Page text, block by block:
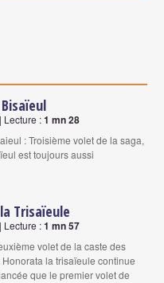
| Lecture :1 mn 28
: Troisième volet de la saga,
est toujours aussi
Trisaïeule
| Lecture :1 mn 57
volet de la caste des
la trisaïeule continue
que le premier volet de